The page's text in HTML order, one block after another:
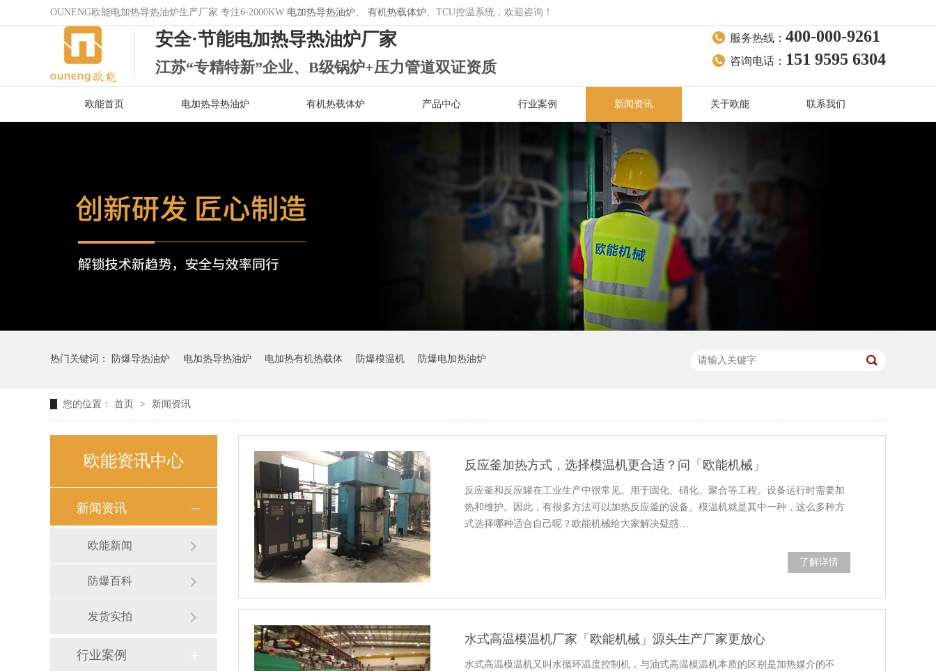
OUNENG欧能电加热导热油炉生产厂家 专注6-2000KW 电加热导热油炉 、 有机热载体炉 、TCU控温系统，欢迎咨询！
安全·节能电加热导热油炉厂家
江苏“专精特新”企业、B级锅炉+压力管道双证资质
服务热线： 400-000-9261
咨询电话： 151 9595 6304
欧能首页 电加热导热油炉 有机热载体炉 产品中心 行业案例 新闻资讯 关于欧能 联系我们
热门关键词： 防爆导热油炉 电加热导热油炉 电加热有机热载体 防爆模温机 防爆电加热油炉
您的位置： 首页 > 新闻资讯
欧能资讯中心
新闻资讯
欧能新闻
防爆百科
发货实拍
行业案例
反应釜加热方式，选择模温机更合适？问「欧能机械」
反应釜和反应罐在工业生产中很常见。用于固化、硝化、聚合等工程。设备运行时需要加
热和维护。因此，有很多方法可以加热反应釜的设备。模温机就是其中一种，这么多种方
式选择哪种适合自己呢？欧能机械给大家解决疑惑…
了解详情
水式高温模温机厂家「欧能机械」源头生产厂家更放心
水式高温模温机又叫水循环温度控制机，与油式高温模温机本质的区别是加热媒介的不